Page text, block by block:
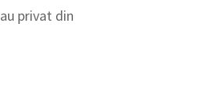
privat din